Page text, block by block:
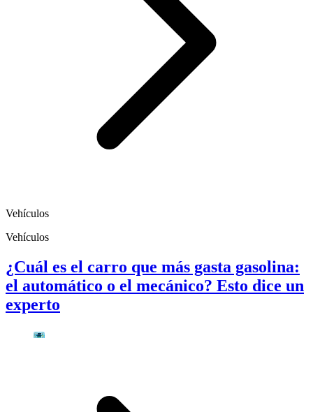
Vehículos
Vehículos
¿Cuál es el carro que más gasta gasolina:
el automático o el mecánico? Esto dice un
experto